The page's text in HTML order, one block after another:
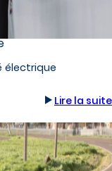
électrique
Lire la suite